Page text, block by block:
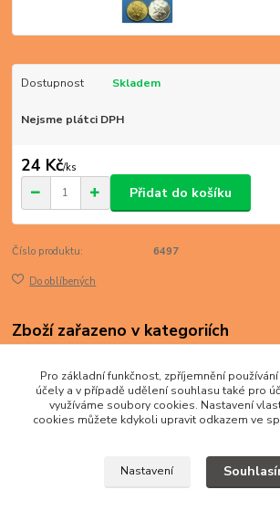
Dostupnost Skladem
Nejsme plátci DPH
24 Kč/ks
Přidat do košíku
Číslo produktu: 6497
Do oblíbených
Zboží zařazeno v kategoriích
Hong Kong
Pro základní funkčnost, zpříjemnění
účely a v případě udělení souhlasu také pro
využíváme soubory cookies. Nastavení
cookies můžete kdykoli upravit odkazem ve
Nastavení